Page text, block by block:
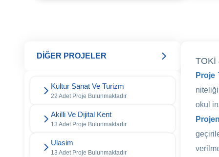
DİĞER PROJELER
Kultur Sanat Ve Turizm
22 Adet Proje Bulunmaktadır
Akilli Ve Dijital Kent
13 Adet Proje Bulunmaktadır
Ulasim
13 Adet Proje Bulunmaktadır
TOKİ
Proje
okul